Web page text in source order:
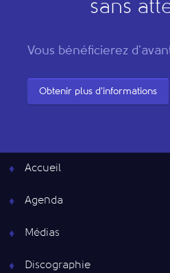
sans
Vous bénéficierez
Obtenir plus d'informations
Accueil
Agenda
Médias
Discographie